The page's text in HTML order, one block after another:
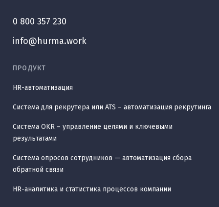
0 800 357 230
info@hurma.work
ПРОДУКТ
HR-автоматизация
Система для рекрутера или ATS – автоматизация рекрутинга
Система OKR – управление целями и ключевыми
результатами
Система опросов сотрудников — автоматизация сбора
обратной связи
HR-аналитика и статистика процессов компании